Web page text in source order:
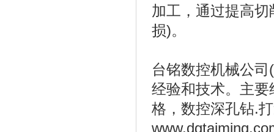
加工，通过提高
损)。
台铭数控机械公
经验和技术。主
格，数控深孔钻.